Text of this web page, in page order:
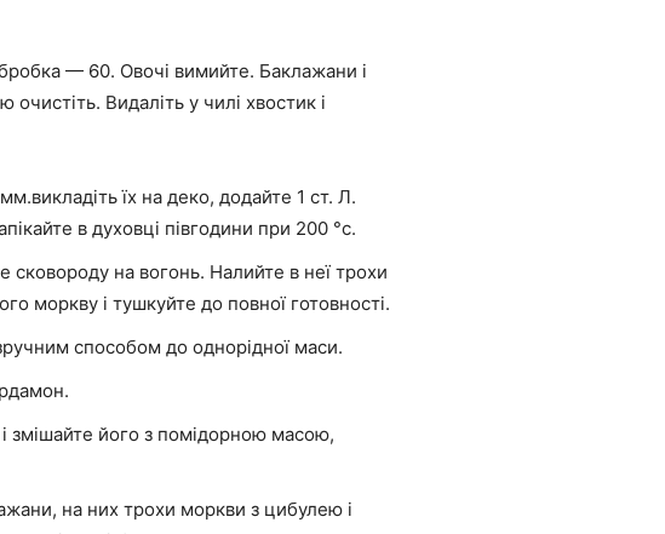
— 60. Овочі вимийте. Баклажани і
Видаліть у чилі хвостик і
їх на деко, додайте 1 ст. Л.
в духовці півгодини при 200 °с.
сковороду на вогонь. Налийте в неї трохи
моркву і тушкуйте до повної готовності.
способом до однорідної маси.
змішайте його з помідорною масою,
на них трохи моркви з цибулею і